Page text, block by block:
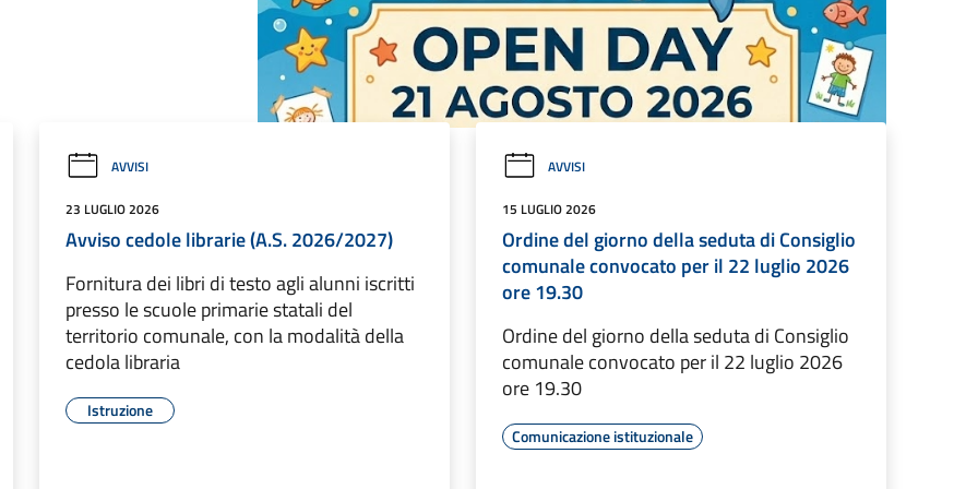
AVVISI
23 LUGLIO 2026
Avviso cedole librarie (A.S. 2026/2027)
Fornitura dei libri di testo agli alunni iscritti
presso le scuole primarie statali del
territorio comunale, con la modalità della
cedola libraria
Istruzione
AVVISI
15 LUGLIO 2026
Ordine del giorno della seduta di Consiglio
comunale convocato per il 22 luglio 2026
ore 19.30
Ordine del giorno della seduta di Consiglio
comunale convocato per il 22 luglio 2026
ore 19.30
Comunicazione istituzionale